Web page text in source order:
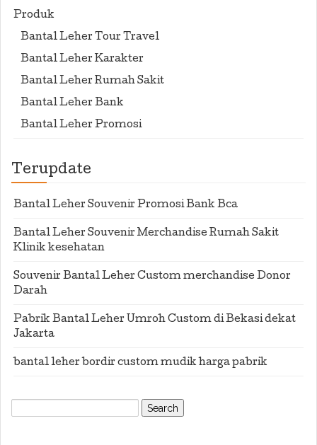
Produk
Bantal Leher Tour Travel
Bantal Leher Karakter
Bantal Leher Rumah Sakit
Bantal Leher Bank
Bantal Leher Promosi
Terupdate
Bantal Leher Souvenir Promosi Bank Bca
Bantal Leher Souvenir Merchandise Rumah Sakit
Klinik kesehatan
Souvenir Bantal Leher Custom merchandise Donor
Darah
Pabrik Bantal Leher Umroh Custom di Bekasi dekat
Jakarta
bantal leher bordir custom mudik harga pabrik
Search
for: